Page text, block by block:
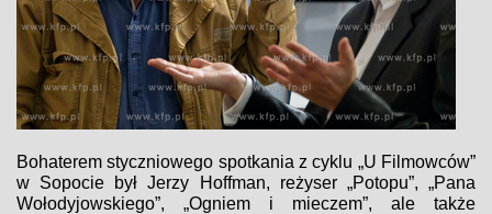
Bohaterem styczniowego spotkania z cyklu „U Filmowców”
w Sopocie był Jerzy Hoffman, reżyser „Potopu”, „Pana
Wołodyjowskiego”, „Ogniem i mieczem”, ale także